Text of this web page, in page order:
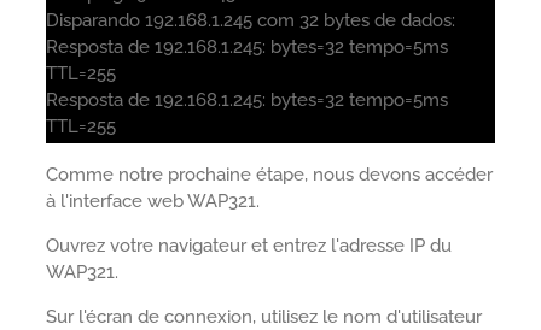
Disparando 192.168.1.245 com 32 bytes de dados:
Resposta de 192.168.1.245: bytes=32 tempo=5ms
TTL=255
Resposta de 192.168.1.245: bytes=32 tempo=5ms
TTL=255
Comme notre prochaine étape, nous devons accéder
à l'interface web WAP321.
Ouvrez votre navigateur et entrez l'adresse IP du
WAP321.
Sur l'écran de connexion, utilisez le nom d'utilisateur